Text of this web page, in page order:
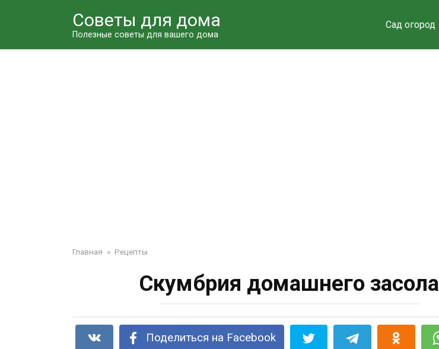
Советы для дома
Полезные советы для вашего дома
Сад огород
Главная » Рецепты
Скумбрия домашнего засола
Поделиться на Facebook